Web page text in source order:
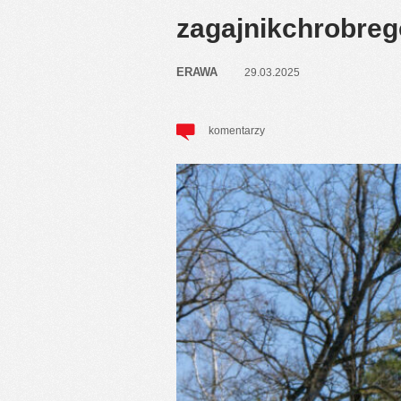
ERAWA 29.03.2025
komentarzy